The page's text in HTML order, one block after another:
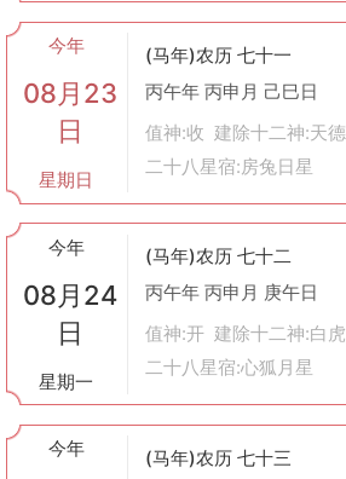
今年
08月23
日
星期日
(马年)农历 七十一
丙午年 丙申月 己巳日
值神:收 建除十二神:天德
二十八星宿:房兔日星
今年
08月24
日
星期一
(马年)农历 七十二
丙午年 丙申月 庚午日
值神:开 建除十二神:白虎
二十八星宿:心狐月星
今年 (马年)农历 七十三